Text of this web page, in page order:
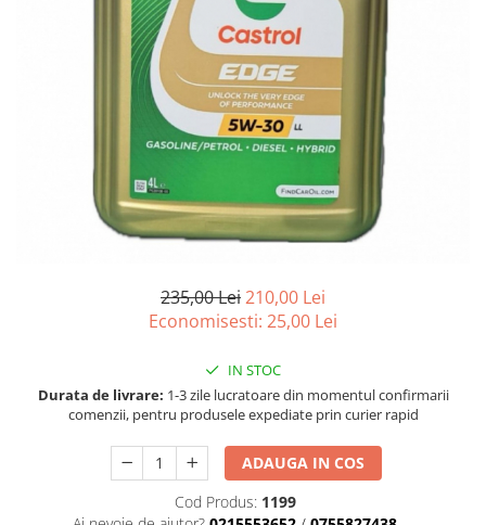
Decontaminare vopsea
Intretinere vopsea
Dressing exterior
Recipiente si pulverizatoare
Genti si accesorii
■ Filtre combustibil
■ Filtre habitaclu
■ Filtre hidraulice
235,00 Lei210,00 Lei
Economisesti: 25,00 Lei
IN STOC
Durata de livrare: 1-3 zile lucratoare din momentul confirmarii
comenzii, pentru produsele expediate prin curier rapid
ADAUGA IN COS
Cod Produs: 1199